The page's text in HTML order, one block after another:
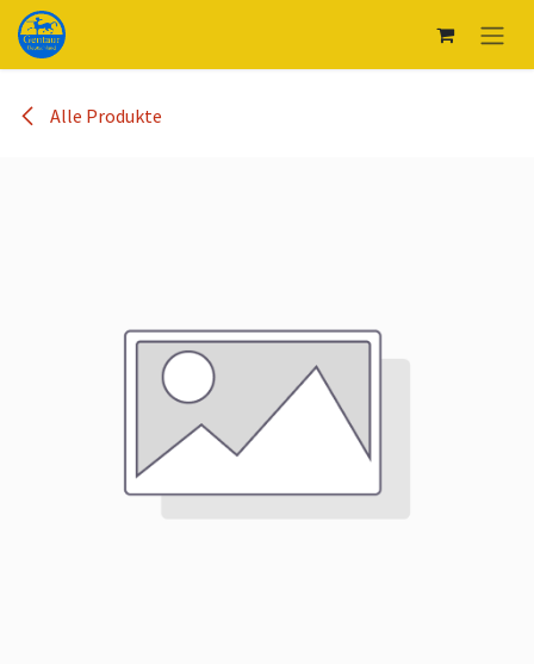
Zum Inhalt springen
Alle Produkte